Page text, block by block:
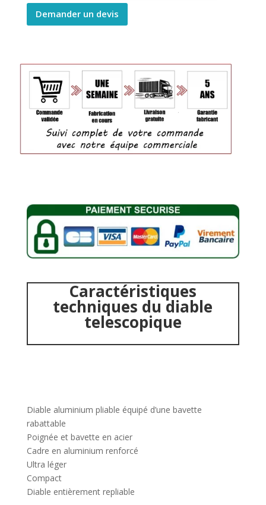
Demander un devis
Caractéristiques
techniques du diable
telescopique
Diable aluminium pliable équipé d’une bavette
rabattable
Poignée et bavette en acier
Cadre en aluminium renforcé
Ultra léger
Compact
Diable entièrement repliable